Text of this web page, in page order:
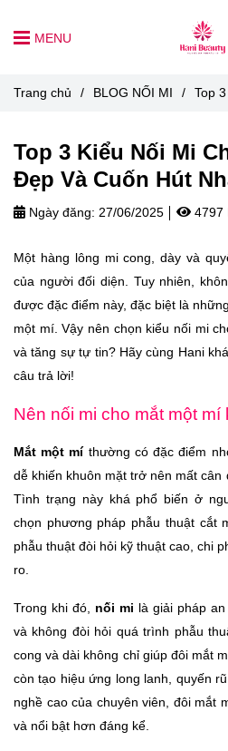
MENU
Trang chủ / BLOG NỐI MI / Top
Top 3 Kiểu Nối Mi
Đẹp Và Cuốn Hút
Ngày đăng: 27/06/2025 4797
Một hàng lông mi cong, dày và
của người đối diện. Tuy nhiên,
được đặc điểm này, đặc biệt là
một mí. Vậy nên chọn kiểu nối mi
và tăng sự tự tin? Hãy cùng Hani
câu trả lời!
Nên nối mi cho mắt một mí
Mắt một míthường có đặc điểm
dễ khiến khuôn mặt trở nên mất cân
Tình trạng này khá phổ biến ở
chọn phương pháp phẫu thuật cắt
phẫu thuật đòi hỏi kỹ thuật cao, chi
ro.
Trong khi đó, nối mi là giải pháp
và không đòi hỏi quá trình phẫu
cong và dài không chỉ giúp đôi mắt
còn tạo hiệu ứng long lanh, quyến
nghề cao của chuyên viên, đôi mắt
và nổi bật hơn đáng kể.